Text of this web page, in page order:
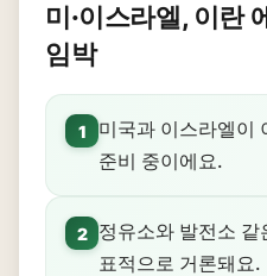
미·이스라엘, 이란
임박
1
미국과 이스라엘이
준비 중이에요.
2
정유소와 발전소
표적으로 거론돼요.